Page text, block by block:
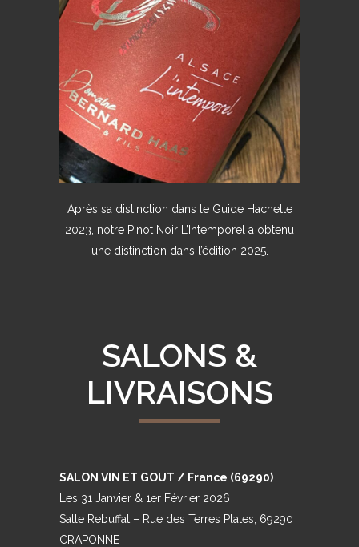
Après sa distinction dans le Guide Hachette
2023, notre Pinot Noir L’Intemporel a obtenu
une distinction dans l’édition 2025.
SALONS &
LIVRAISONS
SALON VIN ET GOUT / France (69290)
Les 31 Janvier & 1er Février 2026
Salle Rebuffat – Rue des Terres Plates, 69290
CRAPONNE